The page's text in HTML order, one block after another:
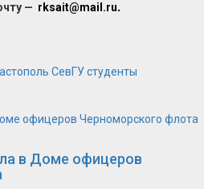
— rksait@mail.ru.
СевГУстуденты
офицеров Черноморского флота
в Доме офицеров